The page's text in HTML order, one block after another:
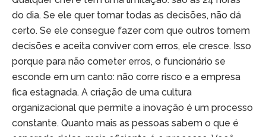
do dia. Se ele quer tomar todas as decisões, não dá
certo. Se ele consegue fazer com que outros tomem
decisões e aceita conviver com erros, ele cresce. Isso
porque para não cometer erros, o funcionário se
esconde em um canto: não corre risco e a empresa
fica estagnada. A criação de uma cultura
organizacional que permite a inovação é um processo
constante. Quanto mais as pessoas sabem o que é